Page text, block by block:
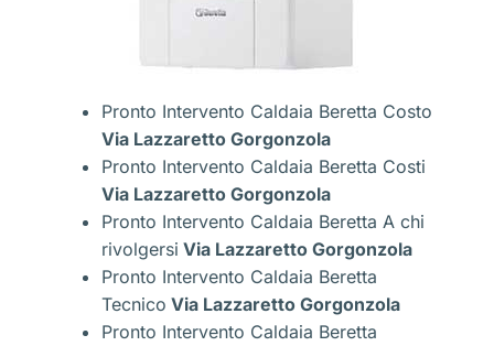
Pronto Intervento Caldaia Beretta Costo
Via Lazzaretto Gorgonzola
Pronto Intervento Caldaia Beretta Costi
Via Lazzaretto Gorgonzola
Pronto Intervento Caldaia Beretta A chi
rivolgersi Via Lazzaretto Gorgonzola
Pronto Intervento Caldaia Beretta
Tecnico Via Lazzaretto Gorgonzola
Pronto Intervento Caldaia Beretta